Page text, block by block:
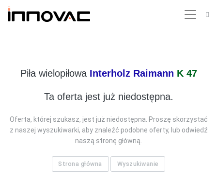
Piła wielopiłowa Interholz Raimann K 47
Ta oferta jest już niedostępna.
Oferta, której szukasz, jest już niedostępna. Proszę skorzystać
z naszej wyszukiwarki, aby znaleźć podobne oferty, lub odwiedź
naszą stronę główną.
Strona główna Wyszukiwanie